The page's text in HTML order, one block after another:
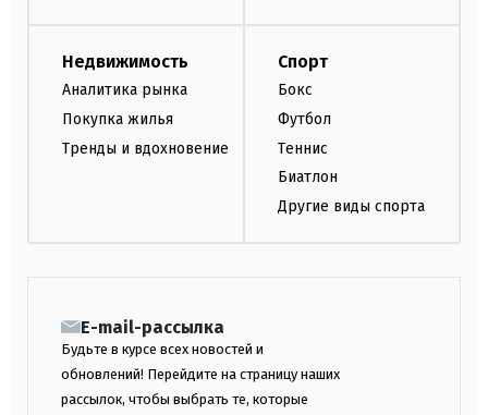
Недвижимость
Аналитика рынка
Покупка жилья
Тренды и вдохновение
Спорт
Бокс
Футбол
Теннис
Биатлон
Другие виды спорта
E-mail-рассылка
Будьте в курсе всех новостей и
обновлений! Перейдите на страницу наших
рассылок, чтобы выбрать те, которые